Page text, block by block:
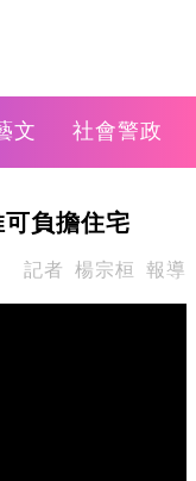
文 社會警政
負擔住宅
記者 楊宗桓 報導